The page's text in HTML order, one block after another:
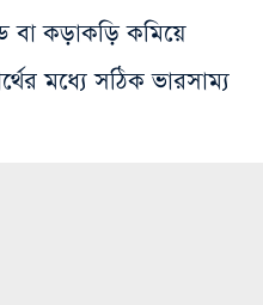
বা কড়াকড়ি কমিয়ে
মধ্যে সঠিক ভারসাম্য